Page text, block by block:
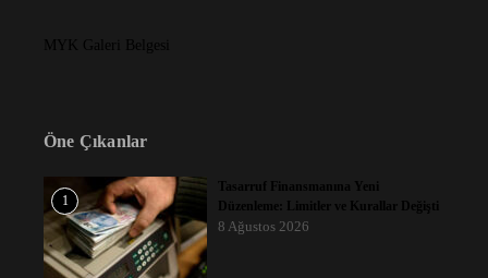
MYK Galeri Belgesi
Öne Çıkanlar
1
Tasarruf Finansmanına Yeni
Düzenleme: Limitler ve Kurallar Değişti
8 Ağustos 2026